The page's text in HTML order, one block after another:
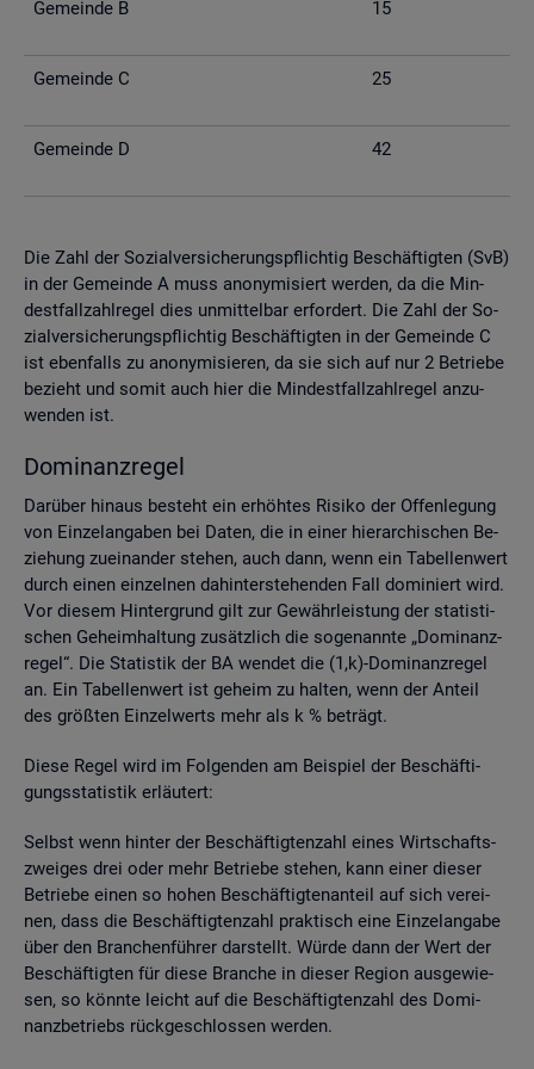
Ge­mein­de B 15
Ge­mein­de C 25
Ge­mein­de D 42
Die Zahl der So­zi­al­ver­si­che­rungs­pflich­tig Be­schäf­tig­ten (SvB)
in der Ge­mein­de A muss an­ony­mi­siert wer­den, da die Min­
dest­fall­zahl­re­gel dies un­mit­tel­bar er­for­dert. Die Zahl der So­
zi­al­ver­si­che­rungs­pflich­tig Be­schäf­tig­ten in der Ge­mein­de C
ist eben­falls zu an­ony­mi­sie­ren, da sie sich auf nur 2 Be­trie­be
be­zieht und somit auch hier die Min­dest­fall­zahl­re­gel an­zu­
wen­den ist.
Do­mi­nanz­re­gel
Dar­über hin­aus be­steht ein er­höh­tes Ri­si­ko der Of­fen­le­gung
von Ein­zel­an­ga­ben bei Daten, die in einer hier­ar­chi­schen Be­
zie­hung zu­ein­an­der ste­hen, auch dann, wenn ein Ta­bel­len­wert
durch einen ein­zel­nen da­hin­ter­ste­hen­den Fall do­mi­niert wird.
Vor die­sem Hin­ter­grund gilt zur Ge­währ­leis­tung der sta­tis­ti­
schen Ge­heim­hal­tung zu­sätz­lich die so­ge­nann­te „Do­mi­nanz­
re­gel“. Die Sta­tis­tik der BA wen­det die (1,k)-Do­mi­nanz­re­gel
an. Ein Ta­bel­len­wert ist ge­heim zu hal­ten, wenn der An­teil
des grö­ß­ten Ein­zel­werts mehr als k % be­trägt.
Diese Regel wird im Fol­gen­den am Bei­spiel der Be­schäf­ti­
gungs­sta­tis­tik er­läu­tert:
Selbst wenn hin­ter der Be­schäf­tig­ten­zahl eines Wirt­schafts­
zwei­ges drei oder mehr Be­trie­be ste­hen, kann einer die­ser
Be­trie­be einen so hohen Be­schäf­tig­ten­an­teil auf sich ver­ei­
nen, dass die Be­schäf­tig­ten­zahl prak­tisch eine Ein­zel­an­ga­be
über den Bran­chen­füh­rer dar­stellt. Würde dann der Wert der
Be­schäf­tig­ten für diese Bran­che in die­ser Re­gi­on aus­ge­wie­
sen, so könn­te leicht auf die Be­schäf­tig­ten­zahl des Do­mi­
nanz­be­triebs rück­ge­schlos­sen wer­den.